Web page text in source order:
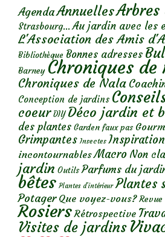
AgendaAnnuellesArbres
Strasbourg... Au jardin avec les
L'Association des Amis
Bibliothèque Bonnes adresses
Barney Chroniques
Chroniques de Nala
Conception de jardins
coeur DIY Déco jardin et
des plantes Garden faux pas
Grimpantes Insectes
incontournables Macro Non
jardin Outils Parfums du
bêtes Plantes d’intérieur Plantes
Potager Que voyez-vous?
Rosiers Rétrospective
Visites de jardins